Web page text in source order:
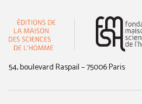
54, boulevard Raspail – 75006 Paris